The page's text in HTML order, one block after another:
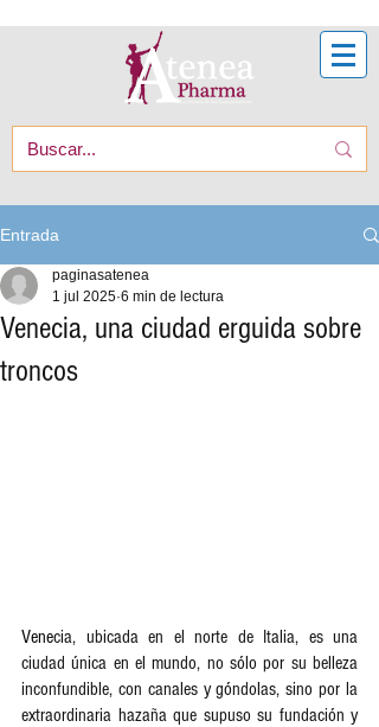
Entrada
Venecia, una ciudad erguida sobre
troncos
paginasatenea
1 jul 2025 6 min de lectura
Venecia, ubicada en el norte de Italia, es una
ciudad única en el mundo, no sólo por su belleza
inconfundible, con canales y góndolas, sino por la
extraordinaria hazaña que supuso su fundación y